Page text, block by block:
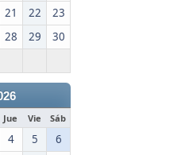
21 22
23
28 29
30
Jue Vie Sáb
4 5 6